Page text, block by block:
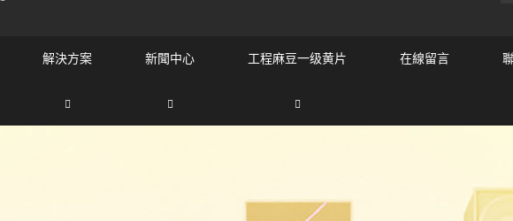
解決方案 新聞中心 工程麻豆一级黄片 在線留言